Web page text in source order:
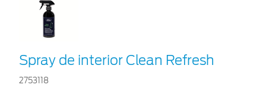
Spray de interior Clean Refresh
2753118